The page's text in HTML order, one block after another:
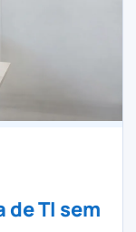
TI sem